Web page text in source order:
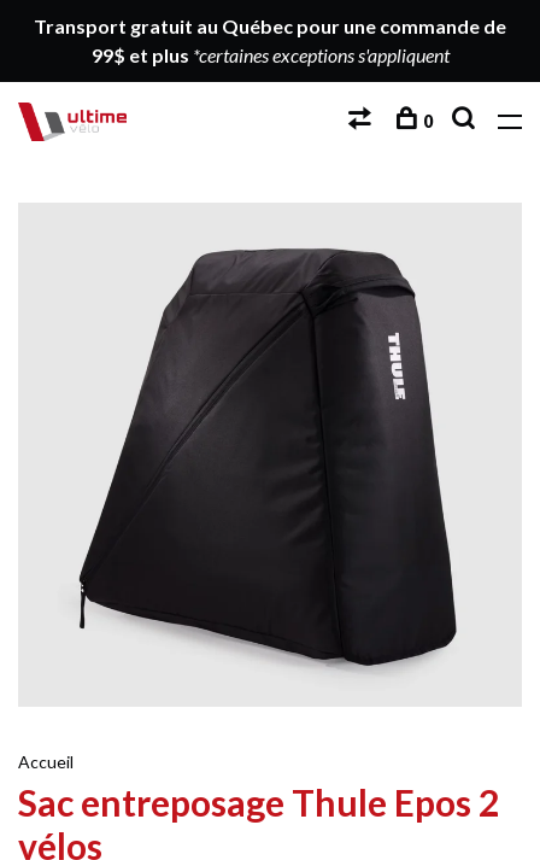
Transport gratuit au Québec pour une commande de
99$ et plus *certaines exceptions s'appliquent
0
Accueil
Sac entreposage Thule Epos 2
vélos